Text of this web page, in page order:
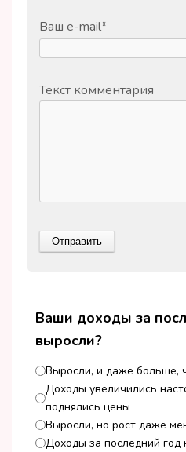
Ваш e-mail*
Текст комментария
Ваши доходы за
выросли?
Выросли, и даже больше,
Доходы увеличились
поднялись цены
Выросли, но рост даже
Доходы за последний год